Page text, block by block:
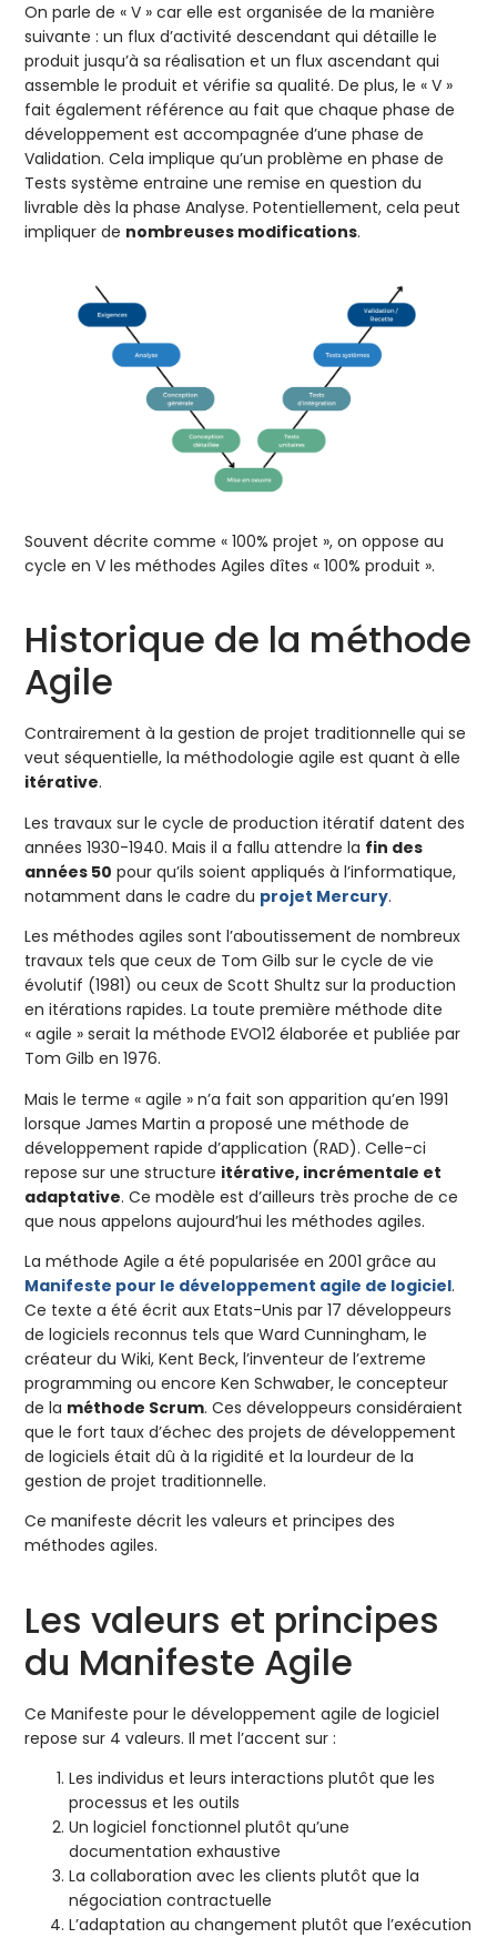
On parle de « V » car elle est organisée de la manière
suivante : un flux d’activité descendant qui détaille le
produit jusqu’à sa réalisation et un flux ascendant qui
assemble le produit et vérifie sa qualité. De plus, le « V »
fait également référence au fait que chaque phase de
développement est accompagnée d’une phase de
Validation. Cela implique qu’un problème en phase de
Tests système entraine une remise en question du
livrable dès la phase Analyse. Potentiellement, cela peut
impliquer de nombreuses modifications.
Souvent décrite comme « 100% projet », on oppose au
cycle en V les méthodes Agiles dîtes « 100% produit ».
Historique de la méthode
Agile
Contrairement à la gestion de projet traditionnelle qui se
veut séquentielle, la méthodologie agile est quant à elle
itérative.
Les travaux sur le cycle de production itératif datent des
années 1930-1940. Mais il a fallu attendre la fin des
années 50 pour qu’ils soient appliqués à l’informatique,
notamment dans le cadre du projet Mercury.
Les méthodes agiles sont l’aboutissement de nombreux
travaux tels que ceux de Tom Gilb sur le cycle de vie
évolutif (1981) ou ceux de Scott Shultz sur la production
en itérations rapides. La toute première méthode dite
« agile » serait la méthode EVO12 élaborée et publiée par
Tom Gilb en 1976.
Mais le terme « agile » n’a fait son apparition qu’en 1991
lorsque James Martin a proposé une méthode de
développement rapide d’application (RAD). Celle-ci
repose sur une structure itérative, incrémentale et
adaptative. Ce modèle est d’ailleurs très proche de ce
que nous appelons aujourd’hui les méthodes agiles.
La méthode Agile a été popularisée en 2001 grâce au
Manifeste pour le développement agile de logiciel.
Ce texte a été écrit aux Etats-Unis par 17 développeurs
de logiciels reconnus tels que Ward Cunningham, le
créateur du Wiki, Kent Beck, l’inventeur de l’extreme
programming ou encore Ken Schwaber, le concepteur
de la méthode Scrum. Ces développeurs considéraient
que le fort taux d’échec des projets de développement
de logiciels était dû à la rigidité et la lourdeur de la
gestion de projet traditionnelle.
Ce manifeste décrit les valeurs et principes des
méthodes agiles.
Les valeurs et principes
du Manifeste Agile
Ce Manifeste pour le développement agile de logiciel
repose sur 4 valeurs. Il met l’accent sur :
Les individus et leurs interactions plutôt que les
processus et les outils
Un logiciel fonctionnel plutôt qu’une
documentation exhaustive
La collaboration avec les clients plutôt que la
négociation contractuelle
L’adaptation au changement plutôt que l’exécution